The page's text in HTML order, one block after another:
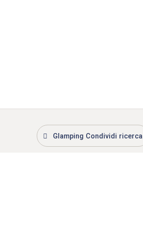
Glamping Condividi ricerca